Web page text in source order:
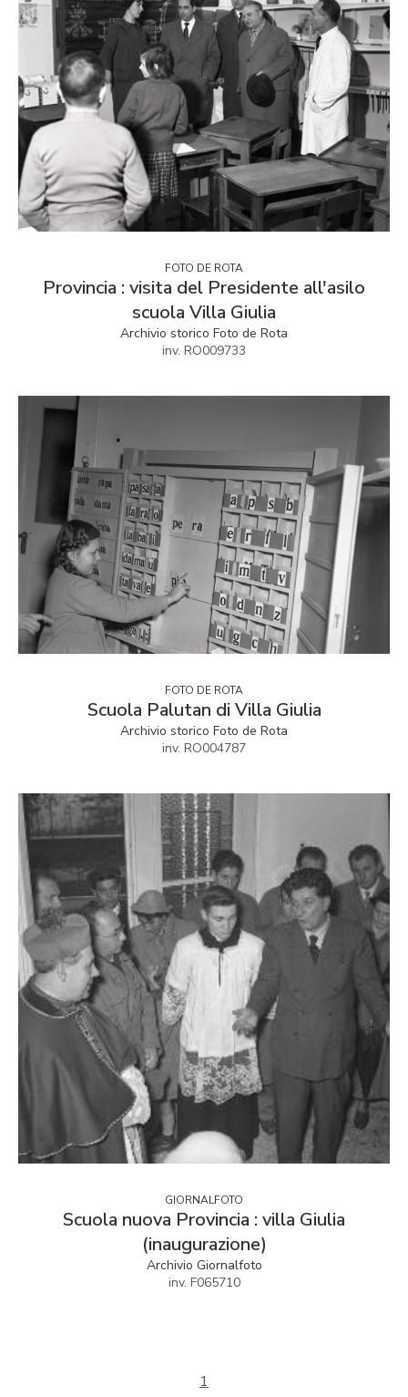
FOTO DE ROTA
Provincia : visita del Presidente all'asilo
scuola Villa Giulia
Archivio storico Foto de Rota
inv. RO009733
FOTO DE ROTA
Scuola Palutan di Villa Giulia
Archivio storico Foto de Rota
inv. RO004787
GIORNALFOTO
Scuola nuova Provincia : villa Giulia
(inaugurazione)
Archivio Giornalfoto
inv. F065710
1